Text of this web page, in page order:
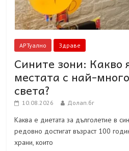
АРТуално Здраве
Сините зони: Какво
местата с най-
света?
10.08.2026 Долап.бг
Каква е диетата за дълголетие в
редовно достигат възраст 100
храни, които